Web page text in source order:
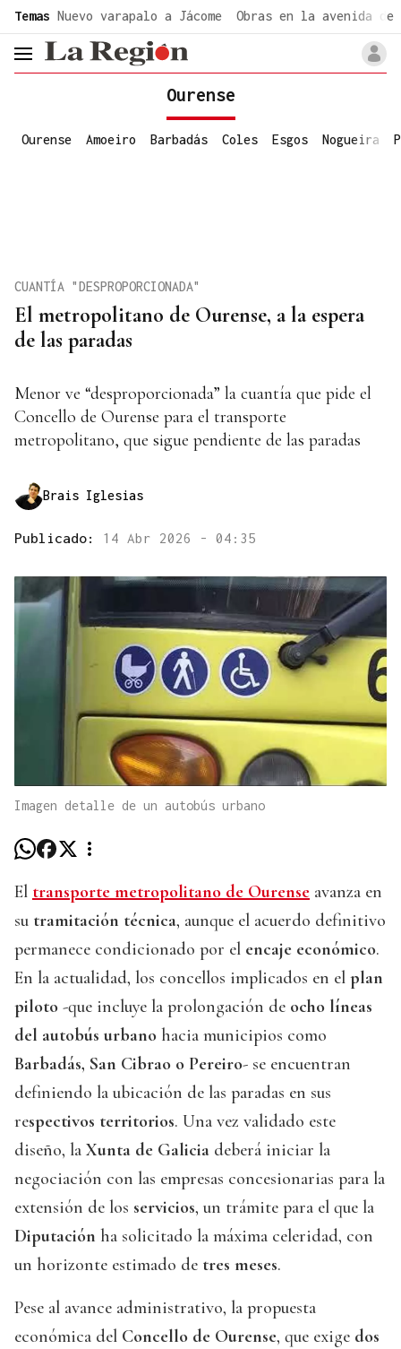
Temas Nuevo varapalo a Jácome Obras en la avenida de
header.menu.open
Ourense
Ourense Amoeiro Barbadás Coles Esgos Nogueira
El metropolitano de Ourense, a la espera
de las paradas
CUANTÍA "DESPROPORCIONADA"
Menor ve “desproporcionada” la cuantía que pide el
Concello de Ourense para el transporte
metropolitano, que sigue pendiente de las paradas
Brais Iglesias
Publicado: 14 Abr 2026 - 04:35
Imagen detalle de un autobús urbano
El transporte metropolitano de Ourense avanza en
su tramitación técnica, aunque el acuerdo definitivo
permanece condicionado por el encaje económico.
En la actualidad, los concellos implicados en el plan
piloto -que incluye la prolongación de ocho líneas
del autobús urbano hacia municipios como
Barbadás, San Cibrao o Pereiro- se encuentran
definiendo la ubicación de las paradas en sus
respectivos territorios. Una vez validado este
diseño, la Xunta de Galicia deberá iniciar la
negociación con las empresas concesionarias para la
extensión de los servicios, un trámite para el que la
Diputación ha solicitado la máxima celeridad, con
un horizonte estimado de tres meses.
Pese al avance administrativo, la propuesta
económica del Concello de Ourense, que exige dos